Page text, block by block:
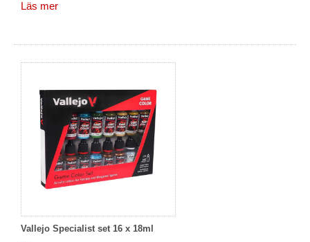
Läs mer
Vallejo Specialist set 16 x 18ml